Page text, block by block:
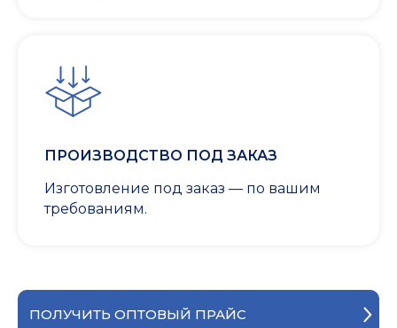
ПРОИЗВОДСТВО ПОД ЗАКАЗ
Изготовление под заказ — по вашим
требованиям.
ПОЛУЧИТЬ ОПТОВЫЙ ПРАЙС